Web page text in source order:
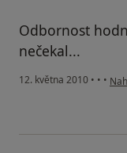
Odbornost
nečekal...
12. května 2010 • • •